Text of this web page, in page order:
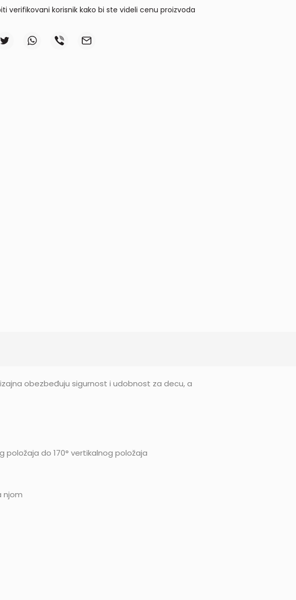
verifikovani korisnik kako bi ste videli cenu proizvoda
obezbeđuju sigurnost i udobnost za decu, a
do 170° vertikalnog položaja
njom